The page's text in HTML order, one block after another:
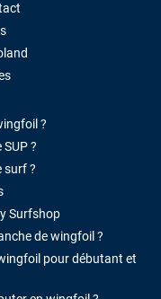
?
SUP ?
surf ?
Surfshop
de wingfoil ?
pour débutant et